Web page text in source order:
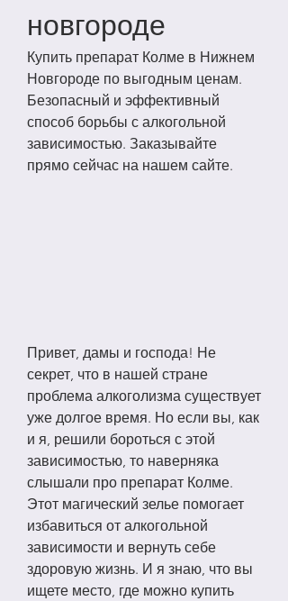
новгороде
Купить препарат Колме в Нижнем
Новгороде по выгодным ценам.
Безопасный и эффективный
способ борьбы с алкогольной
зависимостью. Заказывайте
прямо сейчас на нашем сайте.
Привет, дамы и господа! Не
секрет, что в нашей стране
проблема алкоголизма существует
уже долгое время. Но если вы, как
и я, решили бороться с этой
зависимостью, то наверняка
слышали про препарат Колме.
Этот магический зелье помогает
избавиться от алкогольной
зависимости и вернуть себе
здоровую жизнь. И я знаю, что вы
ищете место, где можно купить